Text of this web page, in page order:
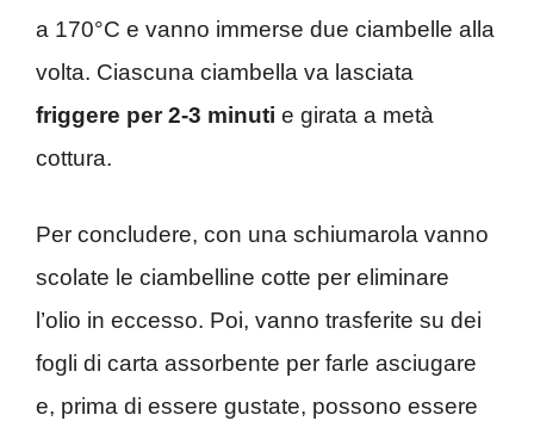
a 170°C e vanno immerse due ciambelle alla
volta. Ciascuna ciambella va lasciata
friggere per 2-3 minuti e girata a metà
cottura.
Per concludere, con una schiumarola vanno
scolate le ciambelline cotte per eliminare
l’olio in eccesso. Poi, vanno trasferite su dei
fogli di carta assorbente per farle asciugare
e, prima di essere gustate, possono essere